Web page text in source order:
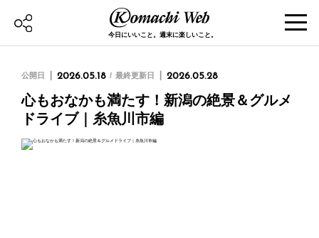
今日にいいこと。週末に楽しいこと。
公開日 2026.05.18 最終更新日 2026.05.28
心もおなかも満たす！新潟の絶景＆グルメ
ドライブ｜糸魚川市編